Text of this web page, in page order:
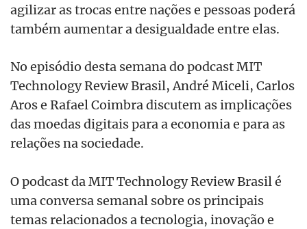
agilizar as trocas entre nações e pessoas poderá
também aumentar a desigualdade entre elas.
No episódio desta semana do podcast MIT
Technology Review Brasil, André Miceli, Carlos
Aros e Rafael Coimbra discutem as implicações
das moedas digitais para a economia e para as
relações na sociedade.
O podcast da MIT Technology Review Brasil é
uma conversa semanal sobre os principais
temas relacionados a tecnologia, inovação e